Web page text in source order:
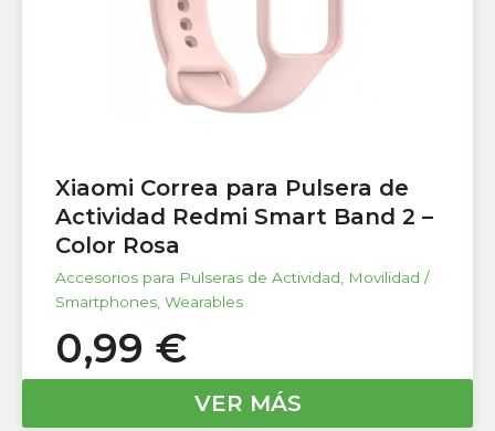
Xiaomi Correa para Pulsera de
Actividad Redmi Smart Band 2 –
Color Rosa
Accesorios para Pulseras de Actividad
Movilidad /
Smartphones Wearables
0,99 €
VER MÁS